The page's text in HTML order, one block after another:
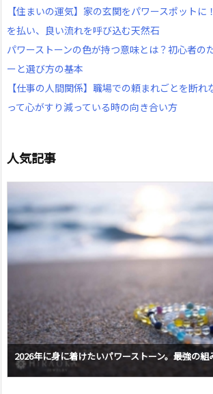
【住まいの運気】家の玄関をパワースポット
を払い、良い流れを呼び込む天然石
パワーストーンの色が持つ意味とは？初心者の
ーと選び方の基本
【仕事の人間関係】職場での頼まれごとを断
って心がすり減っている時の向き合い方
人気記事
2026年に身に着けたいパワーストーン。最強の組